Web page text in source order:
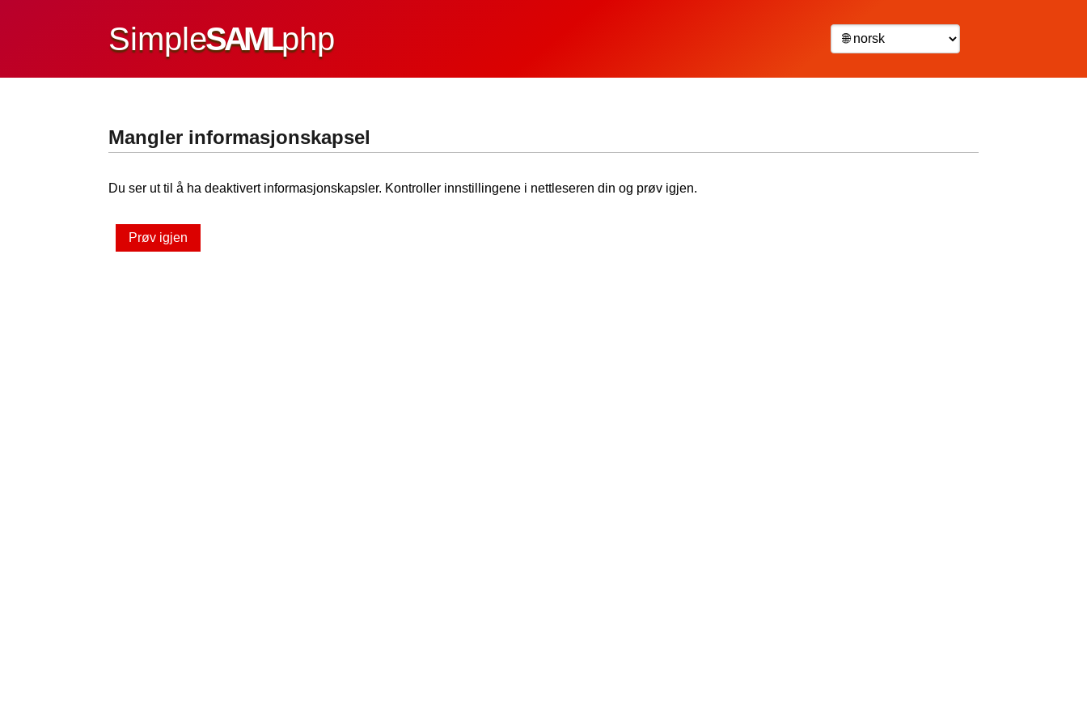
SimpleSAMLphp
Mangler informasjonskapsel
Du ser ut til å ha deaktivert informasjonskapsler. Kontroller innstillingene i nettleseren din og prøv igjen.
Prøv igjen